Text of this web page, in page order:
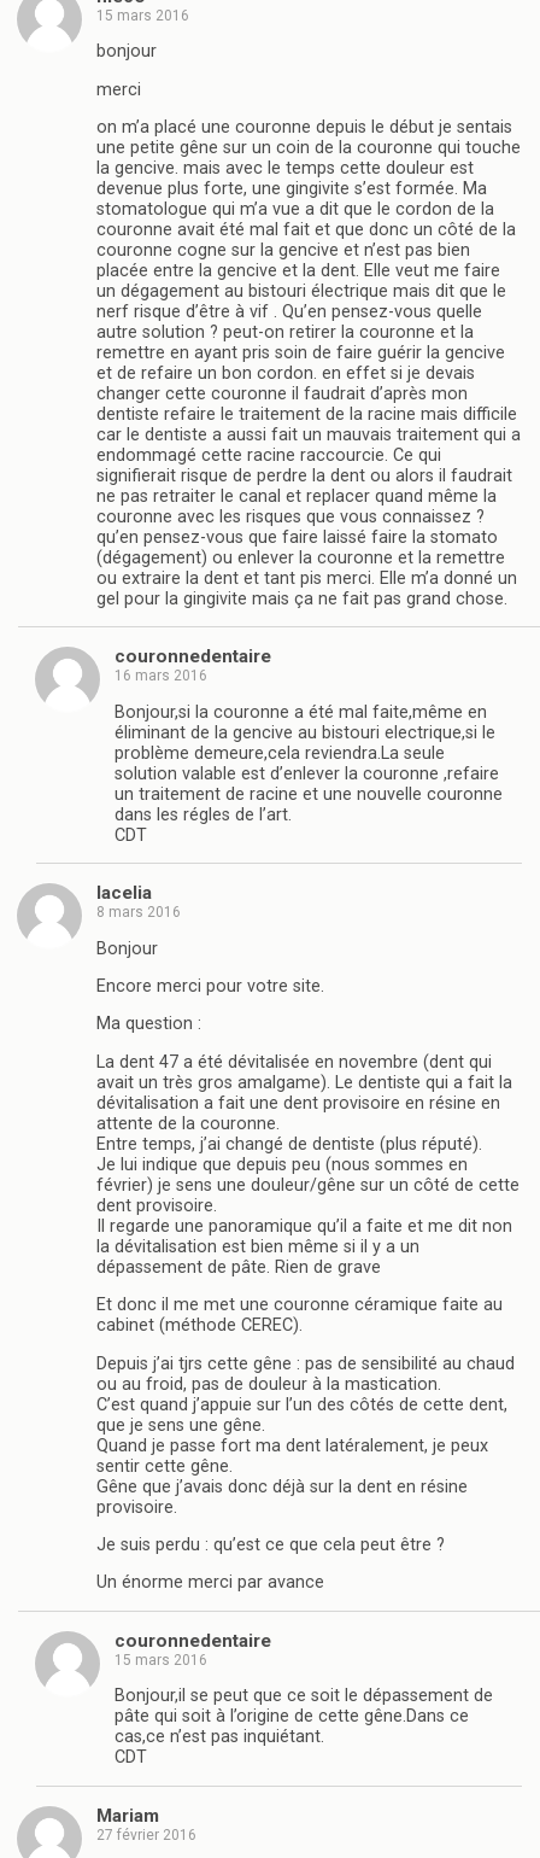
15 mars 2016
bonjour
merci
on m’a placé une couronne depuis le début je sentais
une petite gêne sur un coin de la couronne qui touche
la gencive. mais avec le temps cette douleur est
devenue plus forte, une gingivite s’est formée. Ma
stomatologue qui m’a vue a dit que le cordon de la
couronne avait été mal fait et que donc un côté de la
couronne cogne sur la gencive et n’est pas bien
placée entre la gencive et la dent. Elle veut me faire
un dégagement au bistouri électrique mais dit que le
nerf risque d’être à vif . Qu’en pensez-vous quelle
autre solution ? peut-on retirer la couronne et la
remettre en ayant pris soin de faire guérir la gencive
et de refaire un bon cordon. en effet si je devais
changer cette couronne il faudrait d’après mon
dentiste refaire le traitement de la racine mais difficile
car le dentiste a aussi fait un mauvais traitement qui a
endommagé cette racine raccourcie. Ce qui
signifierait risque de perdre la dent ou alors il faudrait
ne pas retraiter le canal et replacer quand même la
couronne avec les risques que vous connaissez ?
qu’en pensez-vous que faire laissé faire la stomato
(dégagement) ou enlever la couronne et la remettre
ou extraire la dent et tant pis merci. Elle m’a donné un
gel pour la gingivite mais ça ne fait pas grand chose.
couronnedentaire
16 mars 2016
Bonjour,si la couronne a été mal faite,même en
éliminant de la gencive au bistouri electrique,si le
problème demeure,cela reviendra.La seule
solution valable est d’enlever la couronne ,refaire
un traitement de racine et une nouvelle couronne
dans les régles de l’art.
CDT
lacelia
8 mars 2016
Bonjour
Encore merci pour votre site.
Ma question :
La dent 47 a été dévitalisée en novembre (dent qui
avait un très gros amalgame). Le dentiste qui a fait la
dévitalisation a fait une dent provisoire en résine en
attente de la couronne.
Entre temps, j’ai changé de dentiste (plus réputé).
Je lui indique que depuis peu (nous sommes en
février) je sens une douleur/gêne sur un côté de cette
dent provisoire.
Il regarde une panoramique qu’il a faite et me dit non
la dévitalisation est bien même si il y a un
dépassement de pâte. Rien de grave
Et donc il me met une couronne céramique faite au
cabinet (méthode CEREC).
Depuis j’ai tjrs cette gêne : pas de sensibilité au chaud
ou au froid, pas de douleur à la mastication.
C’est quand j’appuie sur l’un des côtés de cette dent,
que je sens une gêne.
Quand je passe fort ma dent latéralement, je peux
sentir cette gêne.
Gêne que j’avais donc déjà sur la dent en résine
provisoire.
Je suis perdu : qu’est ce que cela peut être ?
Un énorme merci par avance
couronnedentaire
15 mars 2016
Bonjour,il se peut que ce soit le dépassement de
pâte qui soit à l’origine de cette gêne.Dans ce
cas,ce n’est pas inquiétant.
CDT
Mariam
27 février 2016